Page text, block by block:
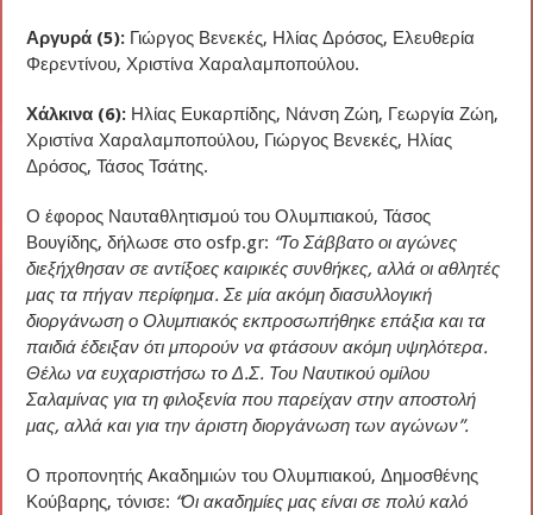
Αργυρά (5): Γιώργος Βενεκές, Ηλίας Δρόσος, Ελευθερία
Φερεντίνου, Χριστίνα Χαραλαμποπούλου.
Χάλκινα (6): Ηλίας Ευκαρπίδης, Νάνση Ζώη, Γεωργία Ζώη,
Χριστίνα Χαραλαμποπούλου, Γιώργος Βενεκές, Ηλίας
Δρόσος, Τάσος Τσάτης.
Ο έφορος Ναυταθλητισμού του Ολυμπιακού, Τάσος
Βουγίδης, δήλωσε στο osfp.gr: “Το Σάββατο οι αγώνες
διεξήχθησαν σε αντίξοες καιρικές συνθήκες, αλλά οι αθλητές
μας τα πήγαν περίφημα. Σε μία ακόμη διασυλλογική
διοργάνωση ο Ολυμπιακός εκπροσωπήθηκε επάξια και τα
παιδιά έδειξαν ότι μπορούν να φτάσουν ακόμη υψηλότερα.
Θέλω να ευχαριστήσω το Δ.Σ. Του Ναυτικού ομίλου
Σαλαμίνας για τη φιλοξενία που παρείχαν στην αποστολή
μας, αλλά και για την άριστη διοργάνωση των αγώνων”.
Ο προπονητής Ακαδημιών του Ολυμπιακού, Δημοσθένης
Κούβαρης, τόνισε: “Οι ακαδημίες μας είναι σε πολύ καλό